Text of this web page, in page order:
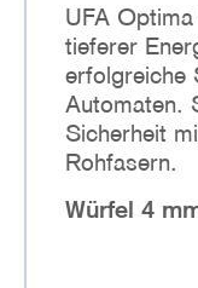
UFA
tieferer
erfolgreiche
Automaten.
Sicherheit
Rohfasern.
Würfel 4